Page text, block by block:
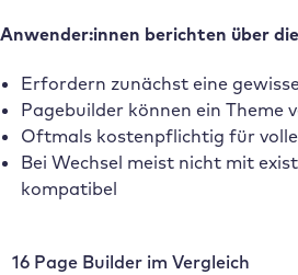
Anwender:innen berichten über
Erfordern zunächst eine
Pagebuilder können ein Theme
Oftmals kostenpflichtig für
Bei Wechsel meist nicht mit
kompatibel
16 Page Builder im Vergleich